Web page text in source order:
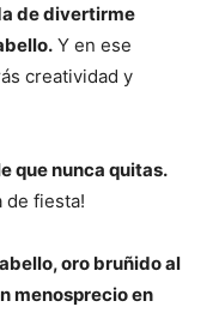
de divertirme
Y en ese
creatividad y
que nunca quitas.
de fiesta!
oro bruñido al
menosprecio en